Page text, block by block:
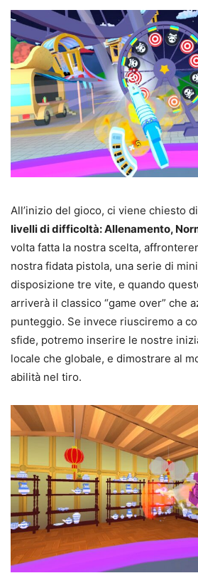
All’inizio del gioco, ci viene chiesto
livelli di difficoltà: Allenamento,
volta fatta la nostra scelta,
nostra fidata pistola, una serie di
disposizione tre vite, e quando
arriverà il classico “game over” che
punteggio. Se invece riusciremo a
sfide, potremo inserire le nostre
locale che globale, e dimostrare al
abilità nel tiro.